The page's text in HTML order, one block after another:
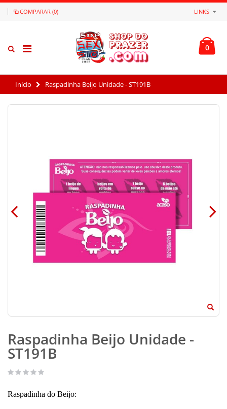
COMPARAR (0) LINKS
0
Início Raspadinha Beijo Unidade - ST191B
Raspadinha Beijo Unidade -
ST191B
Raspadinha do Beijo: